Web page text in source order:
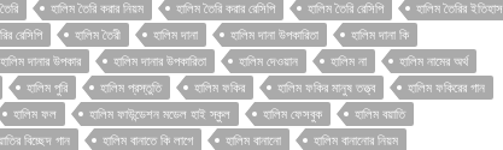
হালিম তৈরি করার নিয়ম হালিম তৈরি করার রেসিপি হালিম তৈরি রেসিপি
হালিম তৈরির ইতিহাস
রেসিপি হালিম তৈরী হালিম দানা হালিম দানা উপকারিতা
হালিম দানা কি
হালিম দানার উপকার হালিম দানার উপকারিতা হালিম দেওয়ান হালিম না
হালিম নামের অর্থ
হালিম পুরি হালিম প্রস্তুতি হালিম ফকির হালিম ফকির মানুষ তত্ত্ব
হালিম ফকিরের গান
হালিম ফল হালিম ফাউন্ডেশন মডেল হাই স্কুল হালিম ফেসবুক
হালিম বয়াতি
বিচ্ছেদ গান হালিম বানাতে কি লাগে হালিম বানানো
হালিম বানানোর নিয়ম